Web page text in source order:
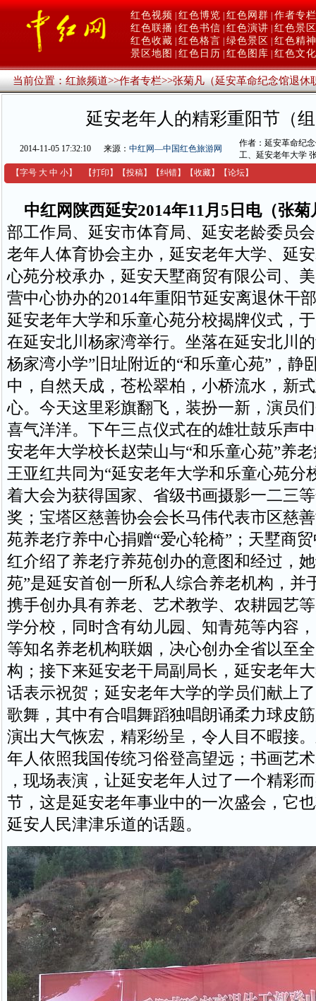
红色视频 红色博览 红色网群 作者专栏
红色联播 红色书信 红色演讲 红色景区
红色收藏 红色格言 绿色景区
红色精神
景区地图
红色日历 红色图库 红色文化
当前位置：红旅频道>>作者专栏>>张菊凡（延安革命纪念馆退休
延安老年人的精彩重阳节（
2014-11-05 17:32:10 来源： 中红网—中国红色旅游网
作者：延安革命纪
工、延安老年大学
【字号 大 中 小】 【打印 】 【投稿】 【纠错】 【收藏】 【论坛】
中红网陕西延安2014年11月5日电（张菊
部工作局、延安市体育局、延安老龄委员
老年人体育协会主办，延安老年大学、延
心苑分校承办，延安天墅商贸有限公司、
营中心协办的2014年重阳节延安离退休干
延安老年大学和乐童心苑分校揭牌仪式，
在延安北川杨家湾举行。坐落在延安北川
杨家湾小学”旧址附近的“和乐童心苑”，静
中，自然天成，苍松翠柏，小桥流水，新
心。今天这里彩旗翻飞，装扮一新，演员
喜气洋洋。下午三点仪式在的雄壮鼓乐声
安老年大学校长赵荣山与“和乐童心苑”养
王亚红共同为“延安老年大学和乐童心苑分
着大会为获得国家、省级书画摄影一二三
奖；宝塔区慈善协会会长马伟代表市区慈
苑养老疗养中心捐赠“爱心轮椅”；天墅商
红介绍了养老疗养苑创办的意图和经过，
苑”是延安首创一所私人综合养老机构，并
携手创办具有养老、艺术教学、农耕园艺
学分校，同时含有幼儿园、知青苑等内容
等知名养老机构联姻，决心创办全省以至
构；接下来延安老干局副局长，延安老年
话表示祝贺；延安老年大学的学员们献上
歌舞，其中有合唱舞蹈独唱朗诵柔力球皮
演出大气恢宏，精彩纷呈，令人目不暇接
年人依照我国传统习俗登高望远；书画艺
，现场表演，让延安老年人过了一个精彩
节，这是延安老年事业中的一次盛会，它
延安人民津津乐道的话题。